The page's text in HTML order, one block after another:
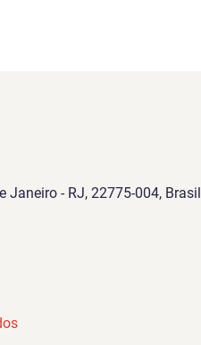
Janeiro - RJ, 22775-004, Brasil